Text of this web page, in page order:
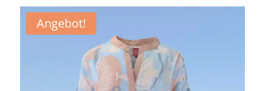
99,90 €
50,00 €.
Angebot!